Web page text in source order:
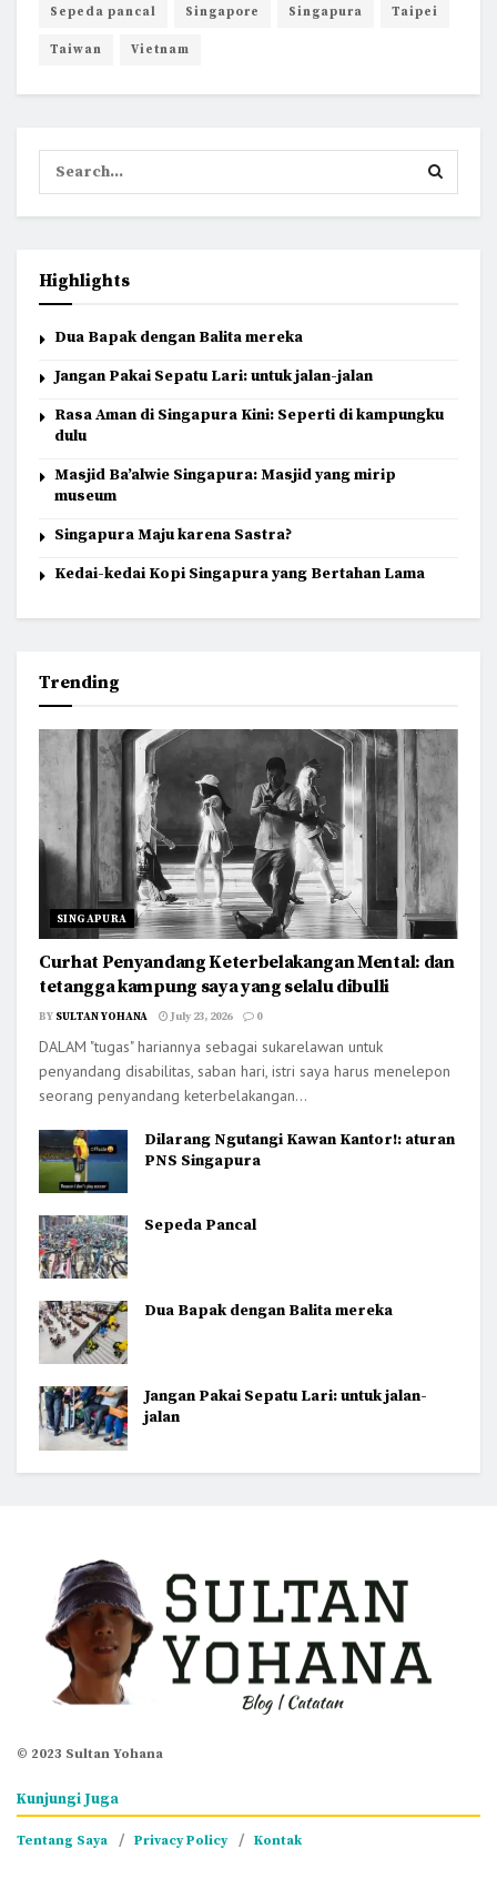
Sepeda pancal Singapore Singapura Taipei
Taiwan Vietnam
Highlights
Dua Bapak dengan Balita mereka
Jangan Pakai Sepatu Lari: untuk jalan-jalan
Rasa Aman di Singapura Kini: Seperti di kampungku
dulu
Masjid Ba’alwie Singapura: Masjid yang mirip
museum
Singapura Maju karena Sastra?
Kedai-kedai Kopi Singapura yang Bertahan Lama
Trending
SINGAPURA
Curhat Penyandang Keterbelakangan Mental: dan
tetangga kampung saya yang selalu dibulli
BY SULTAN YOHANA July 23, 2026 0
DALAM "tugas" hariannya sebagai sukarelawan untuk
penyandang disabilitas, saban hari, istri saya harus menelepon
seorang penyandang keterbelakangan...
Dilarang Ngutangi Kawan Kantor!: aturan
PNS Singapura
Sepeda Pancal
Dua Bapak dengan Balita mereka
Jangan Pakai Sepatu Lari: untuk jalan-
jalan
© 2023 Sultan Yohana
Kunjungi Juga
Tentang Saya Privacy Policy Kontak